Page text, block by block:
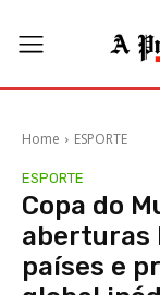
Home ESPORTE
ESPORTE
Copa do
aberturas
países e